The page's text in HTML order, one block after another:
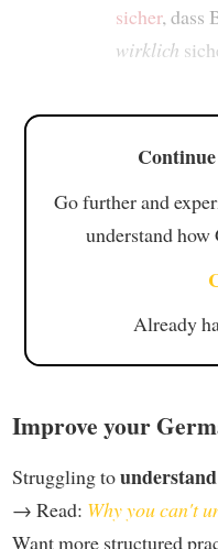
sicher, dass
wirklich
Go further and
understand how
Already
Improve your
Struggling to
→ Read: Why you can't
Want more structured